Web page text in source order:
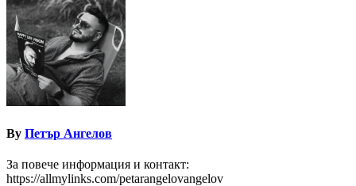
By Петър Ангелов
За повече информация и контакт:
https://allmylinks.com/petarangelovangelov